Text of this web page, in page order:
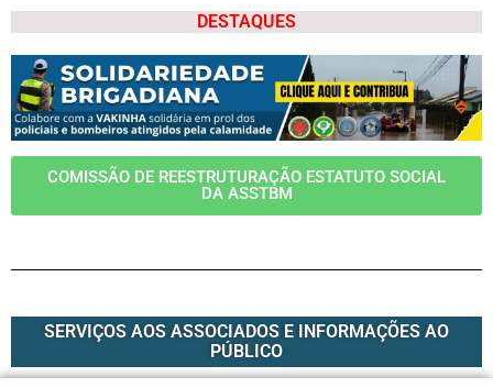
DESTAQUES
COMISSÃO DE REESTRUTURAÇÃO ESTATUTO SOCIAL
DA ASSTBM
SERVIÇOS AOS ASSOCIADOS E INFORMAÇÕES AO
PÚBLICO